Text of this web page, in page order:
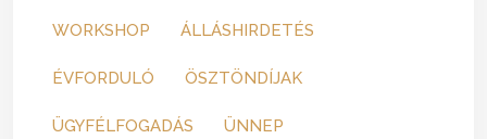
WORKSHOP ÁLLÁSHIRDETÉS
ÉVFORDULÓ ÖSZTÖNDÍJAK
ÜGYFÉLFOGADÁS ÜNNEP